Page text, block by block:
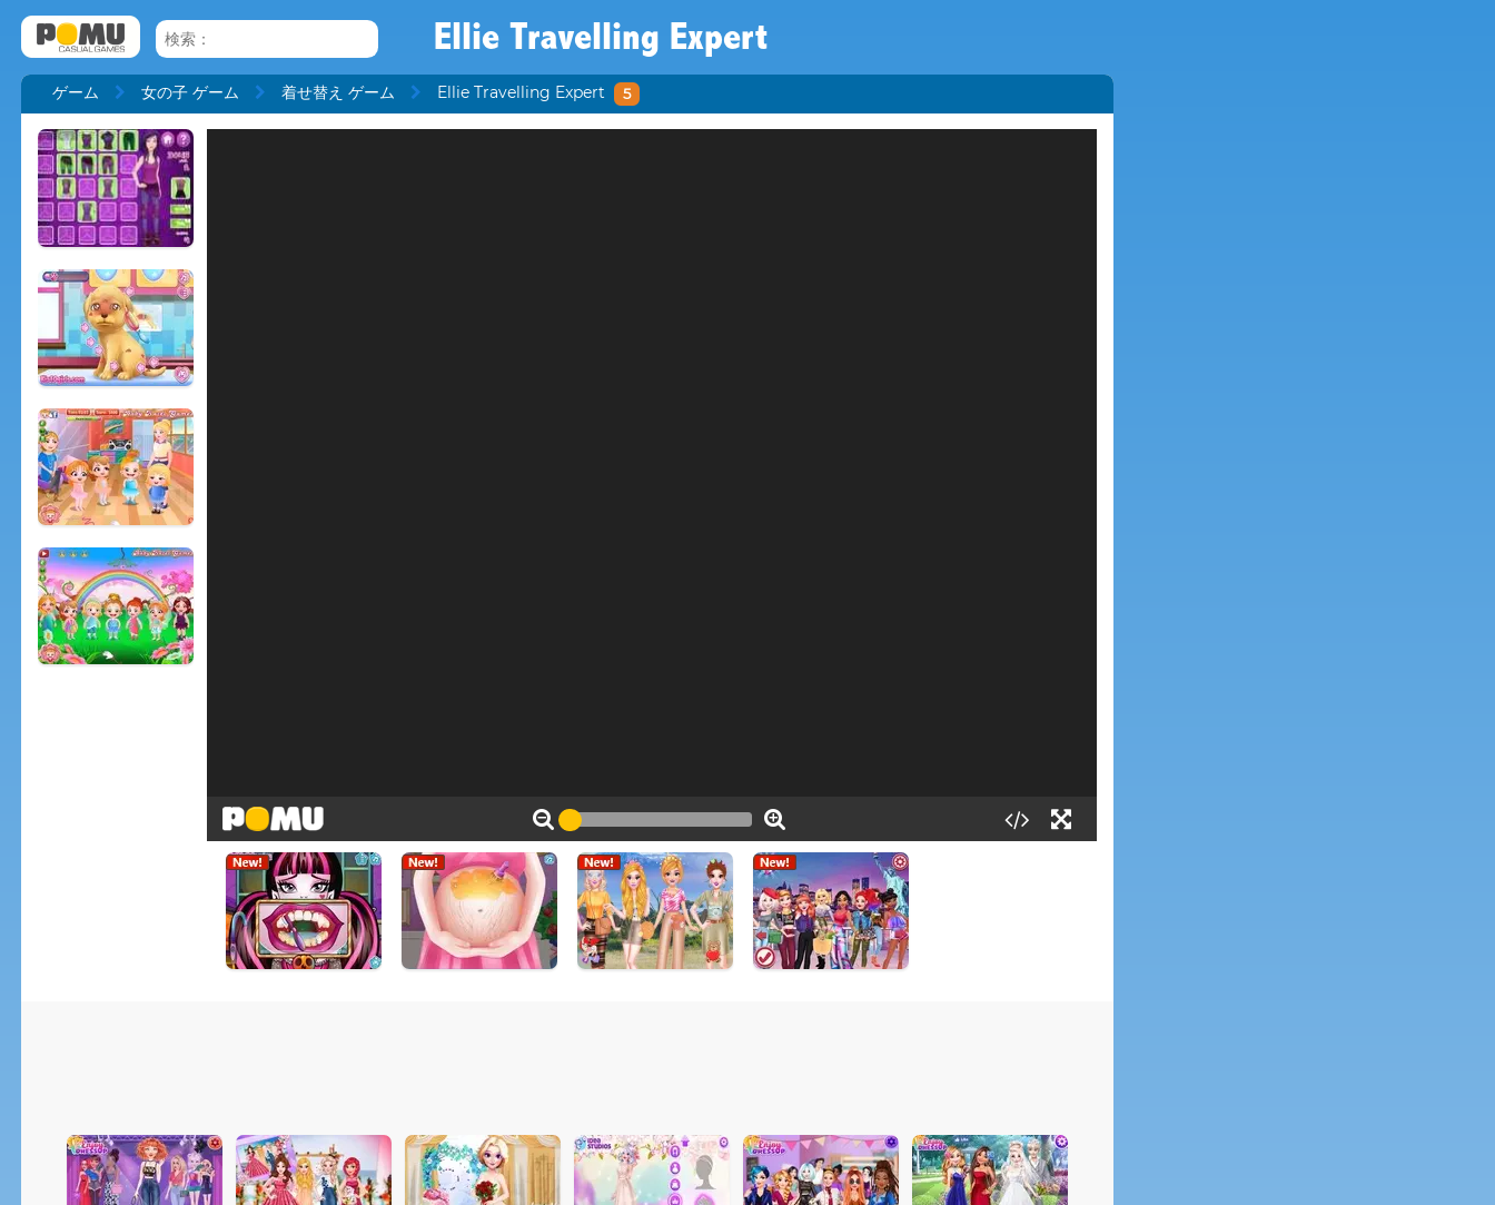
Ellie Travelling Expert
ゲーム 女の子 ゲーム 着せ替え ゲーム Ellie Travelling Expert 5